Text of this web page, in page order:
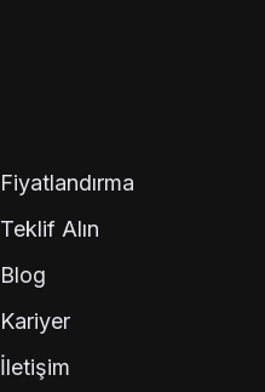
Fiyatlandırma
Teklif Alın
Blog
Kariyer
İletişim